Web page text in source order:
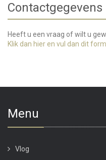
Contactgegevens
Heeft u een vraag of wilt u
Klik dan hier en vul dan dit
Menu
Vlog